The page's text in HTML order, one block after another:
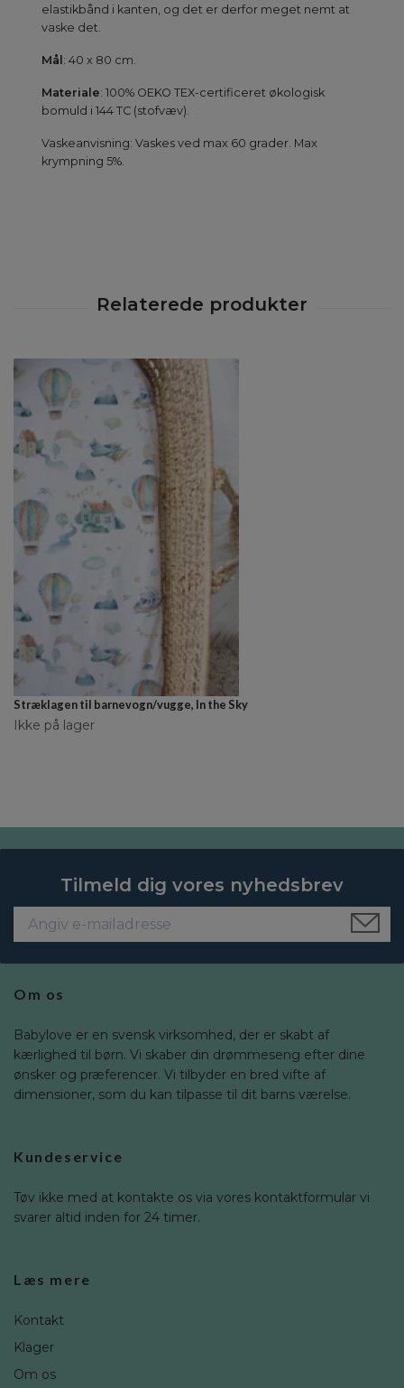
elastikbånd i kanten, og det er derfor meget nemt at
vaske det.
Mål : 40 x 80 cm.
Materiale: 100% OEKO TEX-certificeret økologisk
bomuld i 144 TC (stofvæv).
Vaskeanvisning: Vaskes ved max 60 grader. Max
krympning 5%.
Stræklagen til barnevogn/vugge, In the Sky
Ikke på lager
Tilmeld dig vores nyhedsbrev
Om os
Babylove er en svensk virksomhed, der er skabt af
kærlighed til børn. Vi skaber din drømmeseng efter dine
ønsker og præferencer. Vi tilbyder en bred vifte af
dimensioner, som du kan tilpasse til dit barns værelse.
Kundeservice
Tøv ikke med at kontakte os via vores kontaktformular vi
svarer altid inden for 24 timer.
Læs mere
Kontakt
Klager
Om os